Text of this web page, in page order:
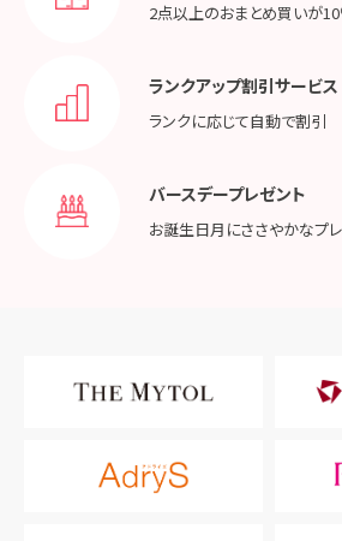
2点以上のおまとめ買いが
ランクアップ割引サービス
ランクに応じて自動で割引
バースデープレゼント
お誕生日月にささやかなプ